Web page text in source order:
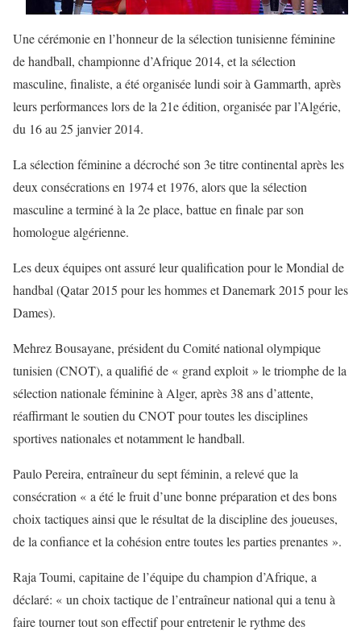
Une cérémonie en l’honneur de la sélection tunisienne féminine
de handball, championne d’Afrique 2014, et la sélection
masculine, finaliste, a été organisée lundi soir à Gammarth, après
leurs performances lors de la 21e édition, organisée par l’Algérie,
du 16 au 25 janvier 2014.
La sélection féminine a décroché son 3e titre continental après les
deux consécrations en 1974 et 1976, alors que la sélection
masculine a terminé à la 2e place, battue en finale par son
homologue algérienne.
Les deux équipes ont assuré leur qualification pour le Mondial de
handbal (Qatar 2015 pour les hommes et Danemark 2015 pour les
Dames).
Mehrez Bousayane, président du Comité national olympique
tunisien (CNOT), a qualifié de « grand exploit » le triomphe de la
sélection nationale féminine à Alger, après 38 ans d’attente,
réaffirmant le soutien du CNOT pour toutes les disciplines
sportives nationales et notamment le handball.
Paulo Pereira, entraîneur du sept féminin, a relevé que la
consécration « a été le fruit d’une bonne préparation et des bons
choix tactiques ainsi que le résultat de la discipline des joueuses,
de la confiance et la cohésion entre toutes les parties prenantes ».
Raja Toumi, capitaine de l’équipe du champion d’Afrique, a
déclaré: « un choix tactique de l’entraîneur national qui a tenu à
faire tourner tout son effectif pour entretenir le rythme des